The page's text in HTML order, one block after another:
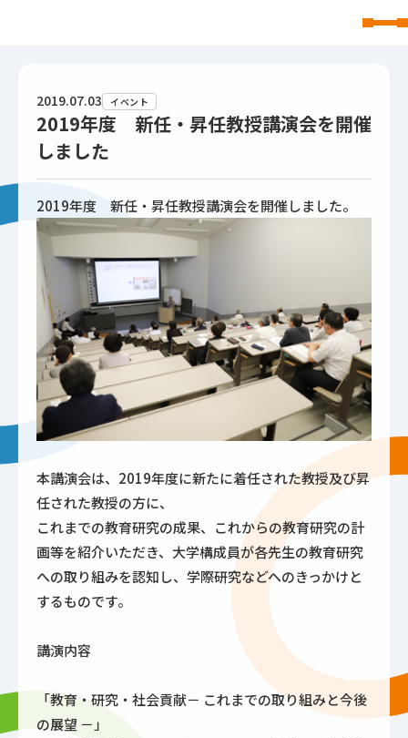
2019.07.03 イベント
2019年度 新任・昇任教授講演会を開催
しました
2019年度 新任・昇任教授講演会を開催しました。
本講演会は、2019年度に新たに着任された教授及び昇
任された教授の方に、
これまでの教育研究の成果、これからの教育研究の計
画等を紹介いただき、大学構成員が各先生の教育研究
への取り組みを認知し、学際研究などへのきっかけと
するものです。
講演内容
「教育・研究・社会貢献－ これまでの取り組みと今後
の展望 －」